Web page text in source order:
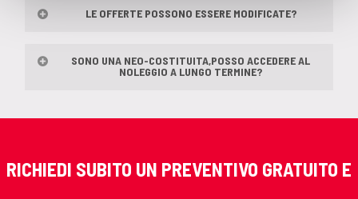
LE OFFERTE POSSONO ESSERE MODIFICATE?
SONO UNA NEO-COSTITUITA,POSSO ACCEDERE AL
NOLEGGIO A LUNGO TERMINE?
RICHIEDI SUBITO UN PREVENTIVO GRATUITO E